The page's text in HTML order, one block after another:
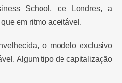
School, de Londres, a
em ritmo aceitável.
o modelo exclusivo
Algum tipo de capitalização